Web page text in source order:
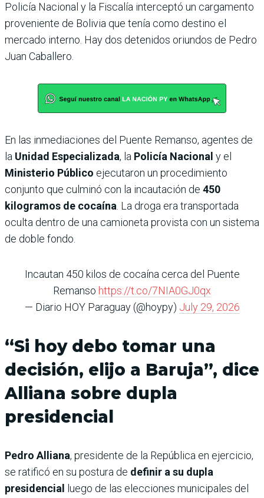
Policía Nacional y la Fiscalía interceptó un cargamento
proveniente de Bolivia que tenía como destino el
mercado interno. Hay dos detenidos oriundos de Pedro
Juan Caballero.
En las inmediaciones del Puente Remanso, agentes de
la Unidad Especializada, la Policía Nacional y el
Ministerio Público ejecutaron un procedimiento
conjunto que culminó con la incautación de 450
kilogramos de cocaína. La droga era transportada
oculta dentro de una camioneta provista con un sistema
de doble fondo.
Incautan 450 kilos de cocaína cerca del Puente
Remanso https://t.co/7NIA0GJ0qx
— Diario HOY Paraguay (@hoypy) July 29, 2026
“Si hoy debo tomar una
decisión, elijo a Baruja”, dice
Alliana sobre dupla
presidencial
Pedro Alliana, presidente de la República en ejercicio,
se ratificó en su postura de definir a su dupla
presidencial
luego de las elecciones municipales del